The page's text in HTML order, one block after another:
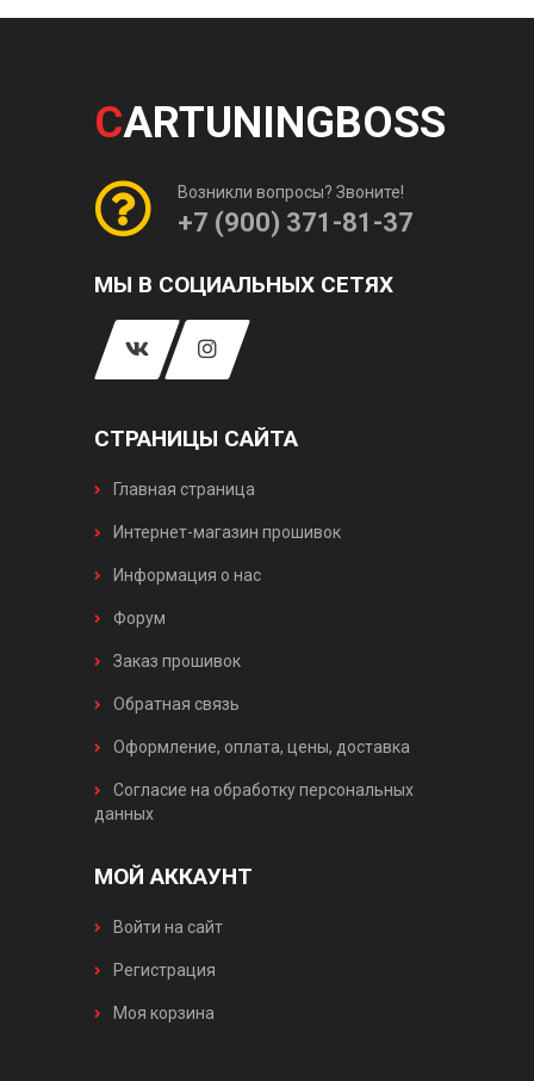
CARTUNINGBOSS
Возникли вопросы? Звоните!
+7 (900) 371-81-37
МЫ В СОЦИАЛЬНЫХ СЕТЯХ
СТРАНИЦЫ САЙТА
Главная страница
Интернет-магазин прошивок
Информация о нас
Форум
Заказ прошивок
Обратная связь
Оформление, оплата, цены, доставка
Согласие на обработку персональных
данных
МОЙ АККАУНТ
Войти на сайт
Регистрация
Моя корзина